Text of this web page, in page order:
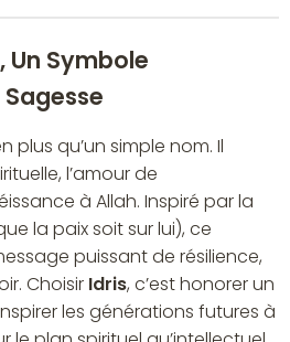
Un Symbole
plus qu’un simple nom. Il
l’amour de
à Allah. Inspiré par la
la paix soit sur lui), ce
puissant de résilience,
Choisir Idris, c’est honorer un
les générations futures à